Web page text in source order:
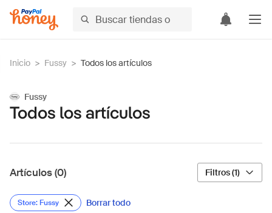
Inicio > Fussy > Todos los artículos
Fussy
Todos los artículos
Artículos (0) Filtros (1)
Store: Fussy Borrar todo